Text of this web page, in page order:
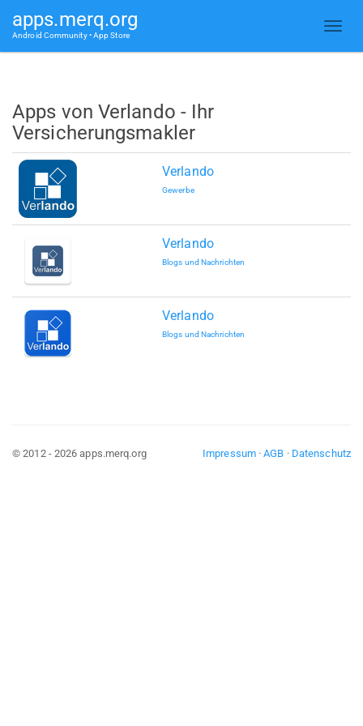
apps.merq.org
Android Community • App Store
Apps von Verlando - Ihr
Versicherungsmakler
Verlando
Gewerbe
Verlando
Blogs und Nachrichten
Verlando
Blogs und Nachrichten
Impressum·AGB · Datenschutz
© 2012 - 2026 apps.merq.org